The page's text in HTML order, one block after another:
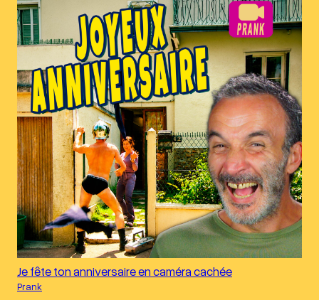
Je fête ton anniversaire en caméra cachée
Prank